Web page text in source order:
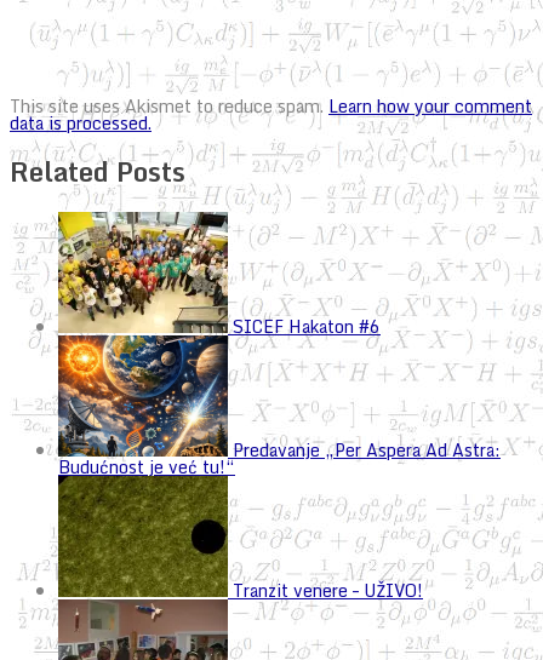
This site uses Akismet to reduce spam. Learn how your comment
data is processed.
Related Posts
SICEF Hakaton #6
Predavanje „Per Aspera Ad Astra:
Budućnost je već tu!“
Tranzit venere – UŽIVO!